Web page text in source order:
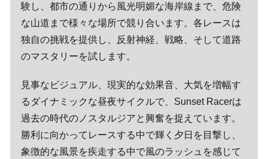
験し、都市の通りから風光明媚な海岸線まで、危険
な山道まで様々な場所で競り合います。各レースは
独自の挑戦を提供し、反射神経、戦略、そして道路
のマスタリーを試します。
見事なビジュアル、現実的な効果音、大気を増幅す
るダイナミックな昼夜サイクルで、Sunset Racerは
過去の時代のノスタルジアと興奮を捉えています。
勝利に向かってレースする中で輝く夕日を目撃し、
象徴的な風景を疾走する中で風のラッシュを感じて